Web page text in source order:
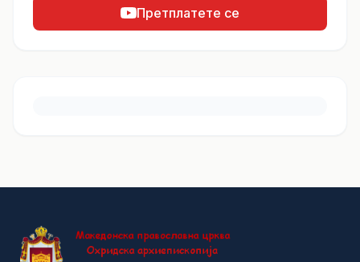
Претплатете се